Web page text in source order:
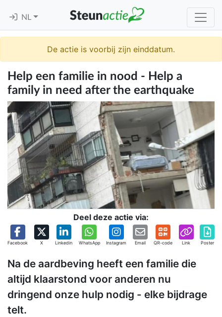
NL
De actie is voorbij zijn einddatum.
Help een familie in nood - Help a
family in need after the earthquake
Deel deze actie via:
Facebook X Linkedin WhatsApp Instagram Email QR-code Link Poster
Na de aardbeving heeft een familie die
altijd klaarstond voor anderen nu
dringend onze hulp nodig - elke bijdrage
telt.